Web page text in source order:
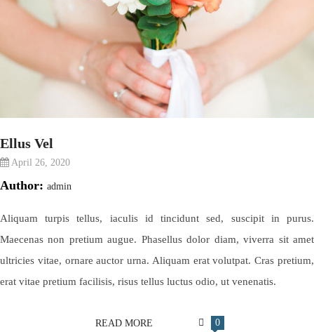
Ellus Vel
April 26, 2020
Author: admin
Aliquam turpis tellus, iaculis id tincidunt sed, suscipit in purus.
Maecenas non pretium augue. Phasellus dolor diam, viverra sit amet
ultricies vitae, ornare auctor urna. Aliquam erat volutpat. Cras pretium,
erat vitae pretium facilisis, risus tellus luctus odio, ut venenatis.
READ MORE 0